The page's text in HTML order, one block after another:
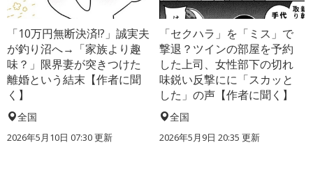
「10万円無断決済!?」誠実夫
が釣り沼へ→「家族より趣
味？」限界妻が突きつけた
離婚という結末【作者に聞
く】
全国
2026年5月10日 07:30 更新
「セクハラ」を「ミス」で
撃退？ツインの部屋を予約
した上司、女性部下の切れ
味鋭い反撃にに「スカッと
した」の声【作者に聞く】
全国
2026年5月9日 20:35 更新